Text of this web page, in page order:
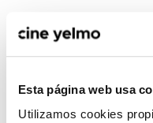
Esta página web usa
Utilizamos cookies